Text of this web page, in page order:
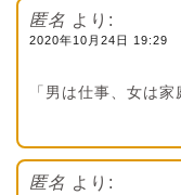
匿名 より:
2020年10月24日 19:29
「男は仕事、女は
匿名 より: